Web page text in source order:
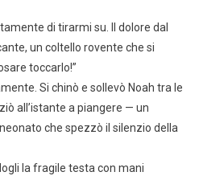
di tirarmi su. Il dolore dal
un coltello rovente che si
toccarlo!”
Si chinò e sollevò Noah tra le
all’istante a piangere — un
che spezzò il silenzio della
la fragile testa con mani